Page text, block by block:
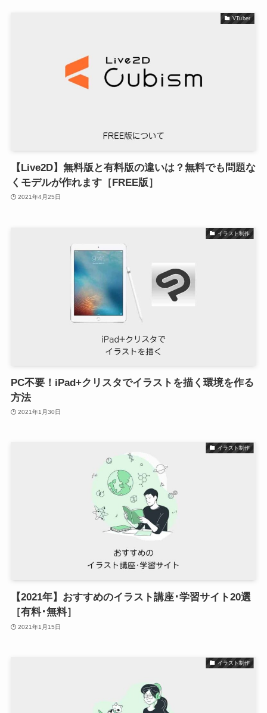
VTuber
【Live2D】無料版と有料版の違いは？無料でも問題な
くモデルが作れます［FREE版］
2021年4月25日
イラスト制作
PC不要！iPad+クリスタでイラストを描く環境を作る
方法
2021年1月30日
イラスト制作
【2021年】おすすめのイラスト講座･学習サイト20選
［有料･無料］
2021年1月15日
イラスト制作